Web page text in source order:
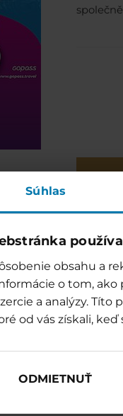
Súhlas
obsahu a
o tom,
a analýzy.
od vás získali,
ODMIETNUŤ
13:30
15:00